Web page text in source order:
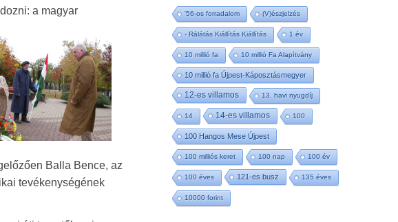
a magyar
Balla Bence, az
tevékenységének
'56-os forradalom (V)észjelzés
- Rálátás Kiállítás Kiállítás 1 év
10 millió fa 10 millió Fa Alapítvány
10 millió fa Újpest-Káposztásmegyer
12-es villamos 13. havi nyugdíj
14 14-es villamos 100
100 Hangos Mese Újpest
100 milliós keret 100 nap 100 év
100 éves 121-es busz 135 éves
10000 forint